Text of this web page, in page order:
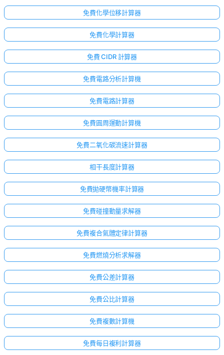
免費化學位移計算器
免費化學計算器
免費 CIDR 計算器
免費電路分析計算機
免費電路計算器
免費圓周運動計算機
免費二氧化碳流速計算器
相干長度計算器
免費拋硬幣機率計算器
免費碰撞動量求解器
免費複合氣體定律計算器
免費燃燒分析求解器
免費公差計算器
免費公比計算器
免費複數計算機
免費每日複利計算器